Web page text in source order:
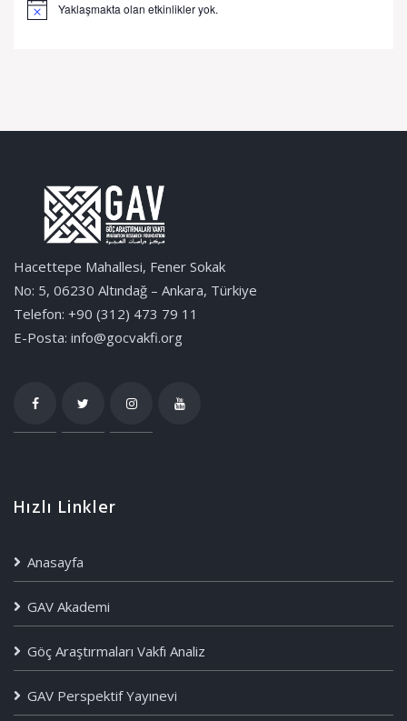
Notice Yaklaşmakta olan etkinlikler yok.
Hacettepe Mahallesi, Fener Sokak
No: 5, 06230 Altındağ – Ankara, Türkiye
Telefon: +90 (312) 473 79 11
E-Posta: info@gocvakfi.org
Hızlı Linkler
Anasayfa
GAV Akademi
Göç Araştırmaları Vakfı Analiz
GAV Perspektif Yayınevi